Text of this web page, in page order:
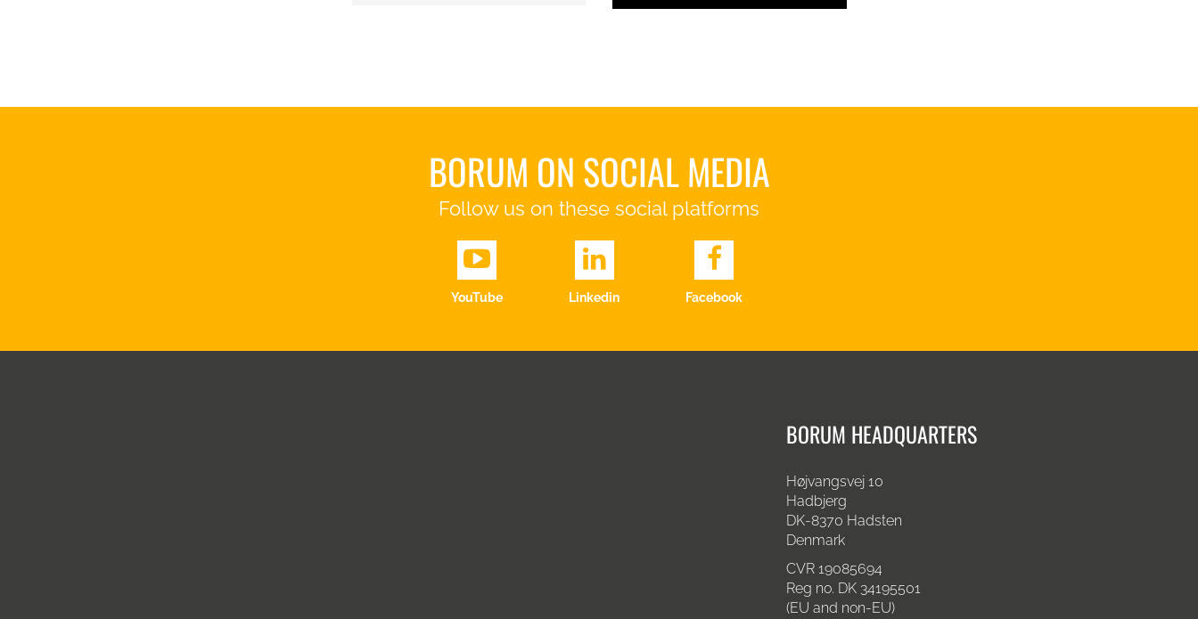
BORUM ON SOCIAL MEDIA
Follow us on these social platforms
YouTube Linkedin Facebook
BORUM HEADQUARTERS
Højvangsvej 10
Hadbjerg
DK-8370 Hadsten
Denmark
CVR 19085694
Reg no. DK 34195501
(EU and non-EU)